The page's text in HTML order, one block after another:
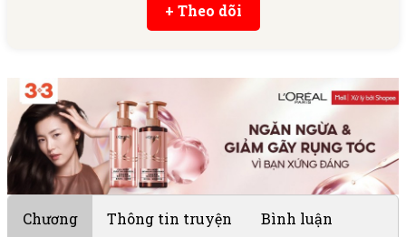
+ Theo dõi
Chương Thông tin truyện Bình luận